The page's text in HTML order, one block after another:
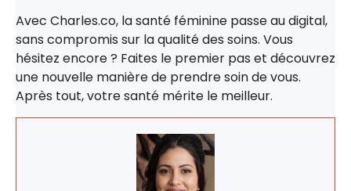
Avec Charles.co, la santé féminine passe au digital,
sans compromis sur la qualité des soins. Vous
hésitez encore ? Faites le premier pas et découvrez
une nouvelle manière de prendre soin de vous.
Après tout, votre santé mérite le meilleur.